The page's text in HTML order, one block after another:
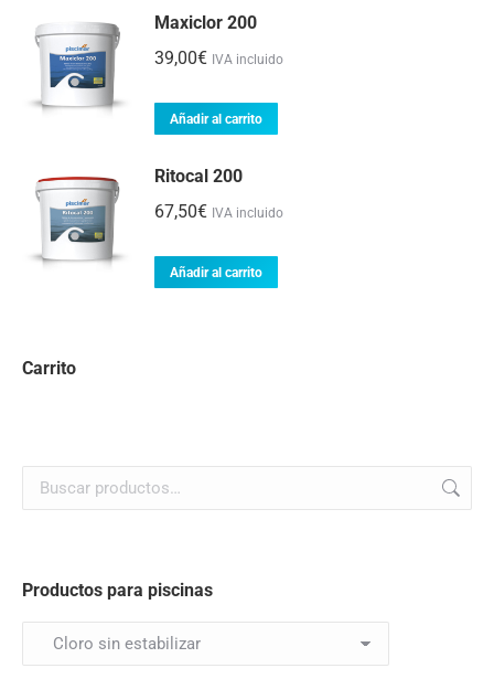
Maxiclor 200
39,00€ IVA incluido
Añadir al carrito
Ritocal 200
67,50€ IVA incluido
Añadir al carrito
Carrito
Productos para piscinas